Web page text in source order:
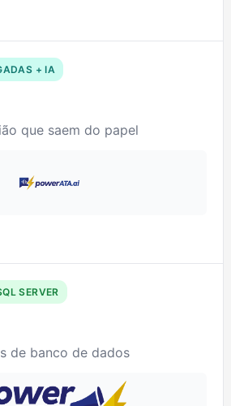
+ IA
que saem do papel
SERVER
de banco de dados